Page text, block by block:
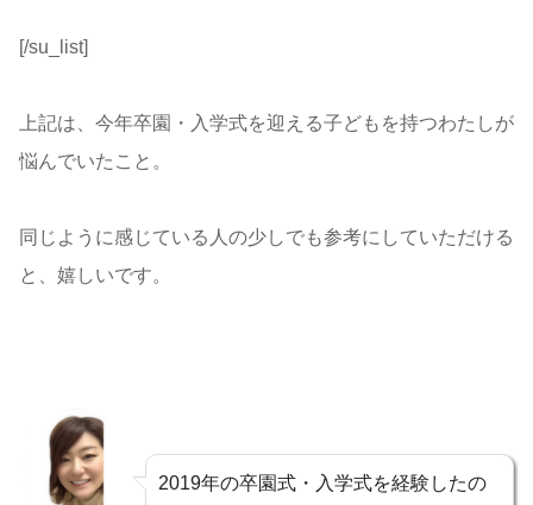
[/su_list]
上記は、今年卒園・入学式を迎える子どもを持つわたしが
悩んでいたこと。
同じように感じている人の少しでも参考にしていただける
と、嬉しいです。
2019年の卒園式・入学式を経験したの